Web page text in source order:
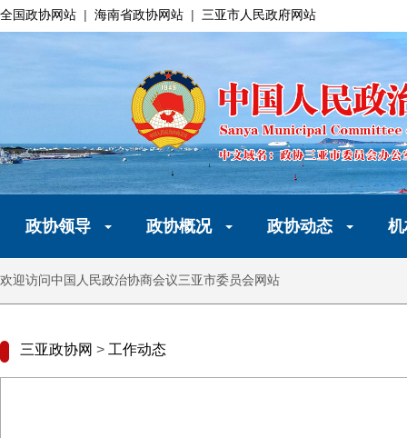
全国政协网站 | 海南省政协网站 | 三亚市人民政府网站
政协领导 政协概况 政协动态
欢迎访问中国人民政治协商会议三亚市委员会网站
三亚政协网 > 工作动态